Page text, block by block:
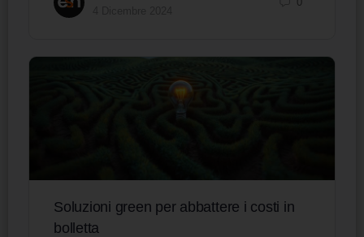
Soluzioni green per abbattere i costi in
bolletta